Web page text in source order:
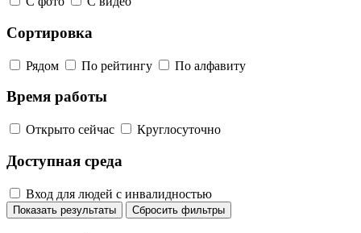
Сортировка
Рядом По рейтингу По алфавиту
Время работы
Открыто сейчас Круглосуточно
Доступная среда
Вход для людей с инвалидностью
Показать результаты Сбросить фильтры